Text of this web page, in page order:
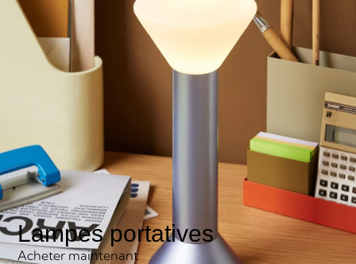
Lampes portatives
Acheter maintenant